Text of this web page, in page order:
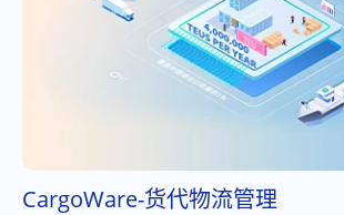
CargoWare-货代物流管理